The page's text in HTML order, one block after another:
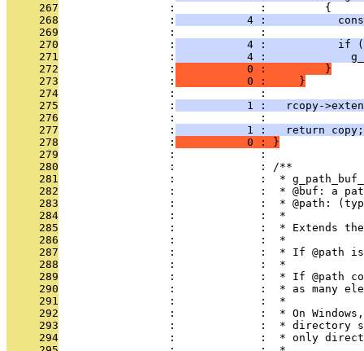
     267
                 :             :         {
     268
                 :
4 :
     269
                 :             :
     270
                 :
4 :           if
     271
                 :
4 :
     272
                 :
           0 :         }
     273
                 :
           0 :     }
     274
                 :             :
     275
                 :
1 :   rcopy-
     276
                 :             :
     277
                 :
           1 :   return copy;
     278
                 :
           0 : }
     279
                 :             :
     280
                 :             : /**
     281
:             :  *
     282
:             :  * @buf: a
     283
:             :  * @path:
     284
                 :             :  *
     285
:             :  * Extends
     286
                 :             :  *
     287
:             :  * If @path
     288
                 :             :  *
     289
:             :  * If @path
     290
:             :  * as many
     291
                 :             :  *
     292
:             :  * On
     293
:             :  * directory
     294
:             :  * only